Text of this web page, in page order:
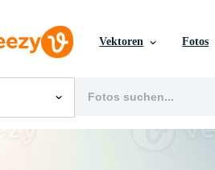
Vektoren Fotos